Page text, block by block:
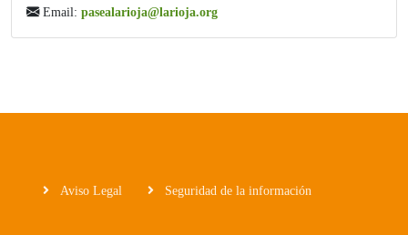
Email: pasealarioja@larioja.org
Aviso Legal Seguridad de la información